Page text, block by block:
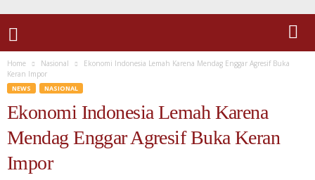
Home Nasional
Ekonomi Indonesia Lemah Karena Mendag Enggar Agresif Buka
Keran Impor
NEWS NASIONAL
Ekonomi Indonesia Lemah Karena
Mendag Enggar Agresif Buka Keran
Impor